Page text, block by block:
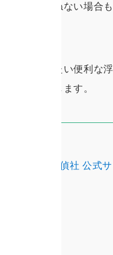
に当たりかねない場合
揃えておきたい便利な
てご紹介します。
（HAL探偵社 公式